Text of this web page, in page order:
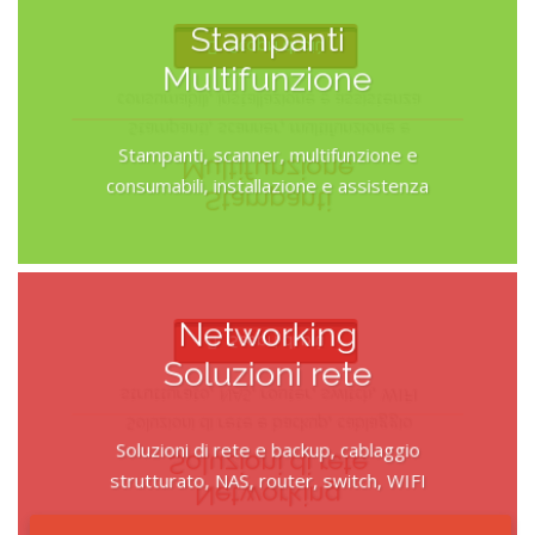
Stampanti
Multifunzione
Stampanti, scanner, multifunzione e
consumabili, installazione e assistenza
Stampanti
Multifunzione
Scopri di più
Networking
Soluzioni rete
Soluzioni di rete e backup, cablaggio
strutturato, NAS, router, switch, WIFI
Networking
Soluzioni di rete
Scopri di più